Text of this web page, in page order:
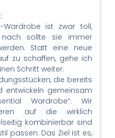
Wardrobe ist zwar toll,
sollte sie immer
Statt eine neue
zu schaffen, gehe ich
Schritt weiter:
die bereits
entwickeln gemeinsam
Wardrobe“. Wir
auf die wirklich
kombinierbar sind
passen. Das Ziel ist es,